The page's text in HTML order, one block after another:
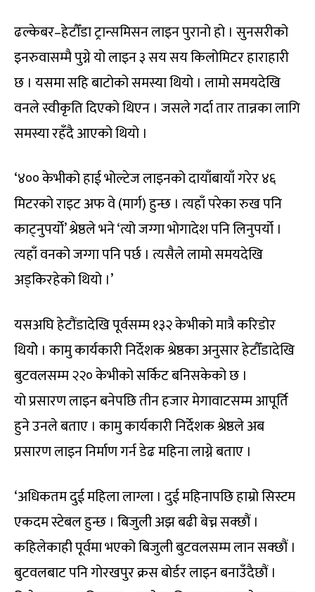
ढल्केबर–हेटौँडा ट्रान्समिसन लाइन पुरानो हो । सुनसरीको
इनरुवासम्मै पुग्ने यो लाइन ३ सय सय किलोमिटर हाराहारी
छ । यसमा सहि बाटोको समस्या थियो । लामो समयदेखि
वनले स्वीकृति दिएको थिएन । जसले गर्दा तार तान्नका लागि
समस्या रहँदै आएको थियो ।
‘४०० केभीको हाई भोल्टेज लाइनको दायाँबायाँ गरेर ४६
मिटरको राइट अफ वे (मार्ग) हुन्छ । त्यहाँ परेका रुख पनि
काट्नुपर्यो’ श्रेष्ठले भने ‘त्यो जग्गा भोगादेश पनि लिनुपर्यो ।
त्यहाँ वनको जग्गा पनि पर्छ । त्यसैले लामो समयदेखि
अड्किरहेको थियो ।’
यसअघि हेटौंडादेखि पूर्वसम्म १३२ केभीको मात्रै करिडोर
थियोे । कामु कार्यकारी निर्देशक श्रेष्ठका अनुसार हेटौँडादेखि
बुटवलसम्म २२० केभीको सर्किट बनिसकेको छ ।
यो प्रसारण लाइन बनेपछि तीन हजार मेगावाटसम्म आपूर्ति
हुने उनले बताए । कामु कार्यकारी निर्देशक श्रेष्ठले अब
प्रसारण लाइन निर्माण गर्न डेढ महिना लाग्ने बताए ।
‘अधिकतम दुई महिला लाग्ला । दुई महिनापछि हाम्रो सिस्टम
एकदम स्टेबल हुन्छ । बिजुली अझ बढी बेच्न सक्छौं ।
कहिलेकाही पूर्वमा भएको बिजुली बुटवलसम्म लान सक्छौं ।
बुटवलबाट पनि गोरखपुर क्रस बोर्डर लाइन बनाउँदैछौं ।